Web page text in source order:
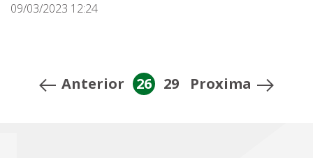
09/03/2023 12:24
Anterior 26 29 Proxima